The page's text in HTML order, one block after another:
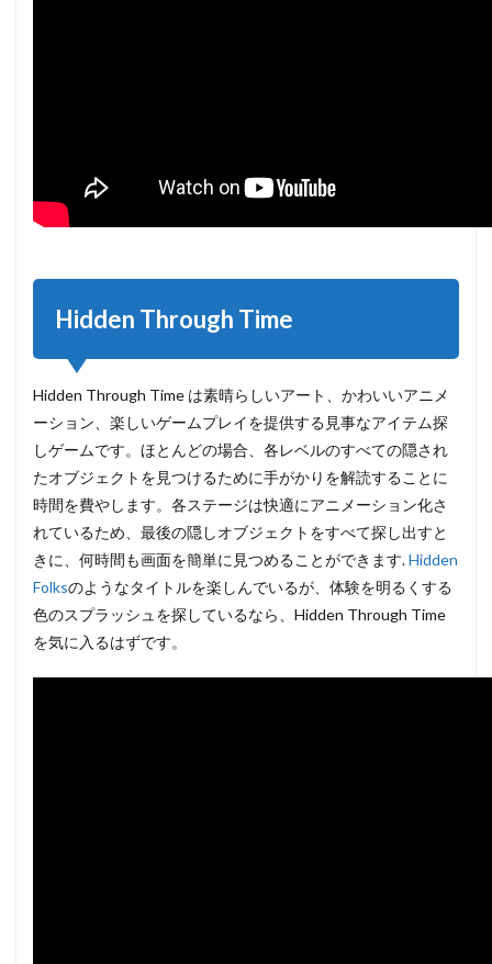
Hidden Through Time
Hidden Through Time は素晴らしいアート、かわいいアニメ
ーション、楽しいゲームプレイを提供する見事なアイテム探
しゲームです。ほとんどの場合、各レベルのすべての隠され
たオブジェクトを見つけるために手がかりを解読することに
時間を費やします。各ステージは快適にアニメーション化さ
れているため、最後の隠しオブジェクトをすべて探し出すと
きに、何時間も画面を簡単に見つめることができます.Hidden
Folksのようなタイトルを楽しんでいるが、体験を明るくする
色のスプラッシュを探しているなら、Hidden Through Time
を気に入るはずです。